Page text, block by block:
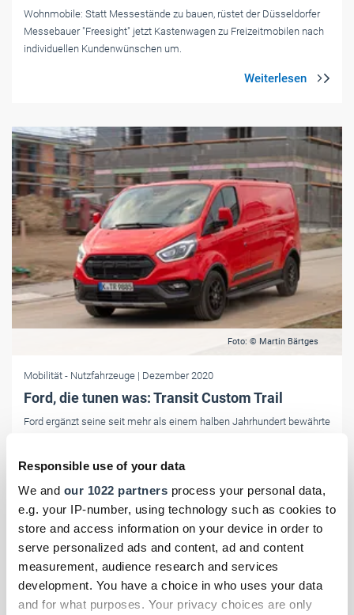
Responsible use of your data
We and our 1022 partners process your personal data,
e.g. your IP-number, using technology such as cookies to
store and access information on your device in order to
serve personalized ads and content, ad and content
measurement, audience research and services
development. You have a choice in who uses your data
and for what purposes. Your privacy choices are only
Wohnmobile: Statt Messestände zu bauen, rüstet der Düsseldorfer
Messebauer "Freesight" jetzt Kastenwagen zu Freizeitmobilen nach
individuellen Kundenwünschen um.
Foto: © Martin Bärtges
Mobilität - Nutzfahrzeuge | Dezember 2020
Ford, die tunen was: Transit Custom Trail
Ford ergänzt seine seit mehr als einem halben Jahrhundert bewährte
Ausstattung.